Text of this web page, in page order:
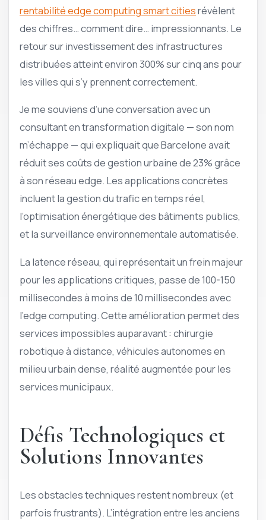
rentabilité edge computing smart citiesrévèlent
des chiffres… comment dire… impressionnants. Le
retour sur investissement des infrastructures
distribuées atteint environ 300% sur cinq ans pour
les villes qui s’y prennent correctement.
Je me souviens d’une conversation avec un
consultant en transformation digitale — son nom
m’échappe — qui expliquait que Barcelone avait
réduit ses coûts de gestion urbaine de 23% grâce
à son réseau edge. Les applications concrètes
incluent la gestion du trafic en temps réel,
l’optimisation énergétique des bâtiments publics,
et la surveillance environnementale automatisée.
La latence réseau, qui représentait un frein majeur
pour les applications critiques, passe de 100-150
millisecondes à moins de 10 millisecondes avec
l’edge computing. Cette amélioration permet des
services impossibles auparavant : chirurgie
robotique à distance, véhicules autonomes en
milieu urbain dense, réalité augmentée pour les
services municipaux.
Défis Technologiques et
Solutions Innovantes
Les obstacles techniques restent nombreux (et
parfois frustrants). L’intégration entre les anciens